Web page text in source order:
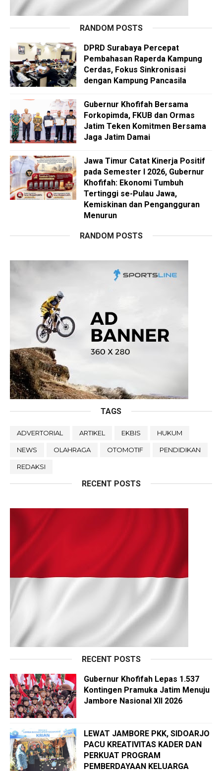
RANDOM POSTS
DPRD Surabaya Percepat
Pembahasan Raperda Kampung
Cerdas, Fokus Sinkronisasi
dengan Kampung Pancasila
Gubernur Khofifah Bersama
Forkopimda, FKUB dan Ormas
Jatim Teken Komitmen Bersama
Jaga Jatim Damai
Jawa Timur Catat Kinerja Positif
pada Semester I 2026, Gubernur
Khofifah: Ekonomi Tumbuh
Tertinggi se-Pulau Jawa,
Kemiskinan dan Pengangguran
Menurun
RANDOM POSTS
TAGS
ADVERTORIAL ARTIKEL EKBIS HUKUM
NEWS OLAHRAGA OTOMOTIF PENDIDIKAN
REDAKSI
RECENT POSTS
RECENT POSTS
Gubernur Khofifah Lepas 1.537
Kontingen Pramuka Jatim Menuju
Jambore Nasional XII 2026
LEWAT JAMBORE PKK, SIDOARJO
PACU KREATIVITAS KADER DAN
PERKUAT PROGRAM
PEMBERDAYAAN KELUARGA